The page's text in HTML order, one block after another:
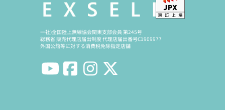
一社)全国陸上無線協会関東支部会員 第245号
総務省 販売代理店届出制度 代理店届出番号C1909977
外国公館等に対する消費税免除指定店舗